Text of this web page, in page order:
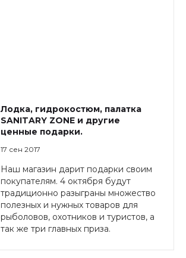
Лодка, гидрокостюм, палатка
SANITARY ZONE и другие
ценные подарки.
17 сен 2017
Наш магазин дарит подарки своим
покупателям. 4 октября будут
традиционно разыграны множество
полезных и нужных товаров для
рыболовов, охотников и туристов, а
так же три главных приза.